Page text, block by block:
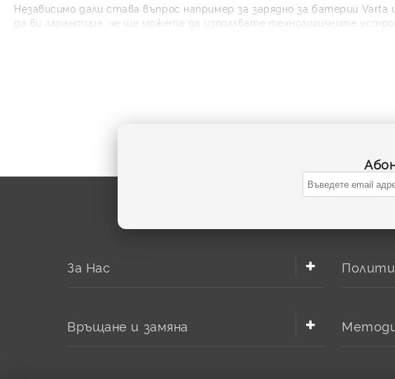
Независимо дали става въпрос например за зарядно за батерии
да ви гарантира, че ще можете да използвате технологичните
Технологични устройства като смартфона, без който няма как да
За Нас
Връщане и замяна